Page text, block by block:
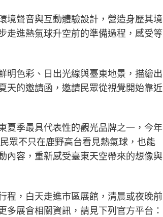
境聲音與互動體驗設計，營造身歷其境
走進熱氣球升空前的準備過程，感受等
明色彩、日出光線與臺東地景，描繪出
天的邀請函，邀請民眾從視覺開始靠近
夏季最具代表性的觀光品牌之一，今年
眾不只在鹿野高台看見熱氣球，也能
內容，重新感受臺東天空帶來的想像與
程，白天走進市區展館，清晨或夜晚前
展會相關資訊，請見下列官方平台：